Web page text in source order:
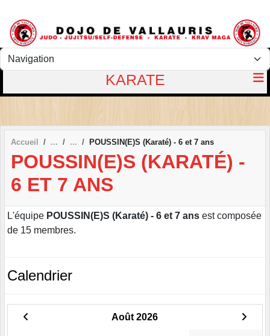
KARATE
Accueil POUSSIN(E)S (Karaté) - 6 et 7 ans
POUSSIN(E)S (KARATÉ) -
6 ET 7 ANS
L'équipe POUSSIN(E)S (Karaté) - 6 et 7 ans est composée
de 15 membres.
Calendrier
Août 2026